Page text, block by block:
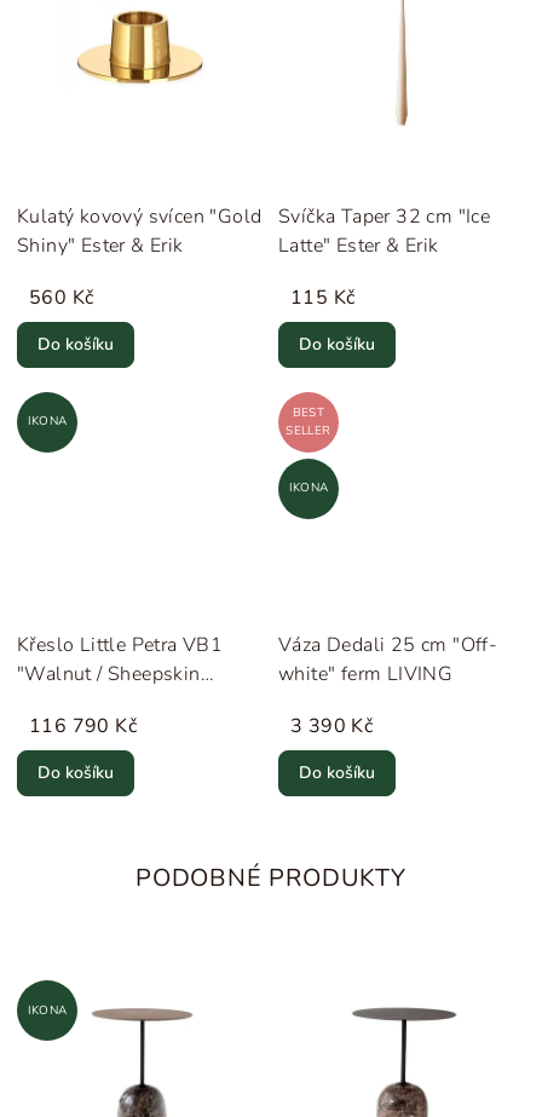
Kulatý kovový svícen "Gold
Shiny" Ester & Erik
560 Kč
Do košíku
Svíčka Taper 32 cm "Ice
Latte" Ester & Erik
115 Kč
Do košíku
IKONA
Křeslo Little Petra VB1
"Walnut / Sheepskin
116 790 Kč
Do košíku
BEST
SELLER
IKONA
Váza Dedali 25 cm "Off-
white" ferm LIVING
3 390 Kč
Do košíku
PODOBNÉ PRODUKTY
IKONA